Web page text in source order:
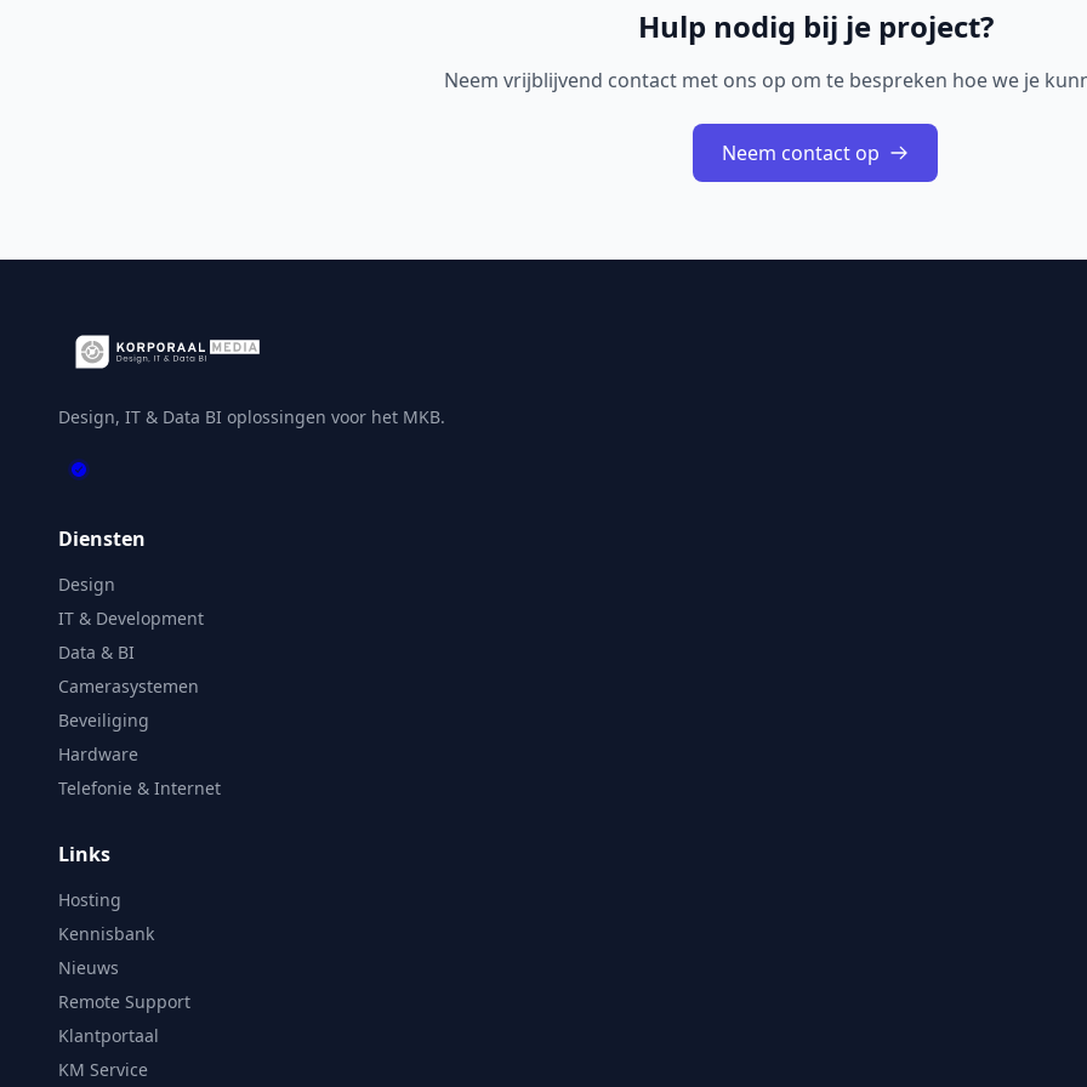
Hulp nodig bij je project?
Neem vrijblijvend contact met ons op om te bespreken hoe we je
Neem contact op
Design, IT & Data BI oplossingen voor het MKB.
Diensten
Design
IT & Development
Data & BI
Camerasystemen
Beveiliging
Hardware
Telefonie & Internet
Links
Hosting
Kennisbank
Nieuws
Remote Support
Klantportaal
KM Service